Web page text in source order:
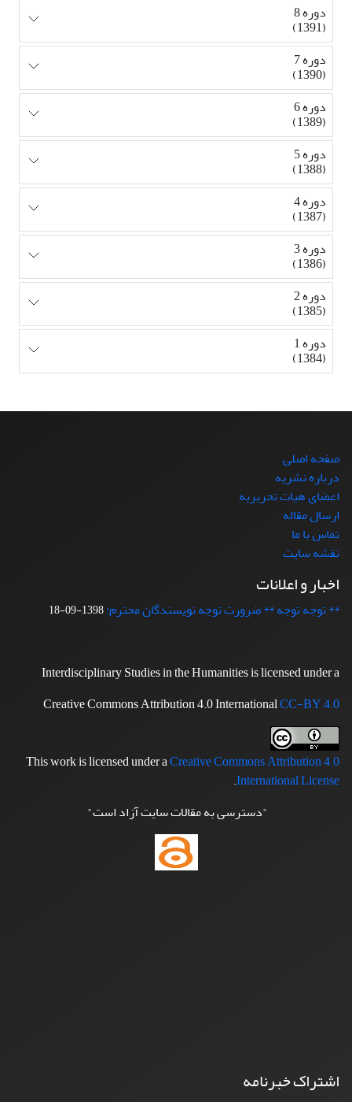
دوره 8
(1391)
دوره 7
(1390)
دوره 6
(1389)
دوره 5
(1388)
دوره 4
(1387)
دوره 3
(1386)
دوره 2
(1385)
دوره 1
(1384)
صفحه اصلی
درباره نشریه
اعضای هیات تحریریه
ارسال مقاله
تماس با ما
نقشه سایت
اخبار و اعلانات
** توجه توجه ** ضرورت توجه نویسندگان محترم:1398-09-18
Interdisciplinary Studies in the Humanities is licensed under a
Creative Commons Attribution 4.0 InternationalCC-BY 4.0
This work is licensed under aCreative Commons Attribution 4.0
International License
.
"دسترسی به مقالات سایت آزاد است"
اشتراک خبرنامه